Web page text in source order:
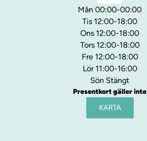
Mån 00:00-00:00
Tis 12:00-18:00
Ons 12:00-18:00
Tors 12:00-18:00
Fre 12:00-18:00
Lör 11:00-16:00
Sön Stängt
Presentkort gäller inte
KARTA